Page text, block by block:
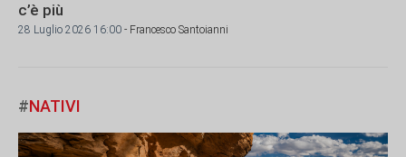
c’è più
28 Luglio 2026 16:00 - Francesco Santoianni
#NATIVI